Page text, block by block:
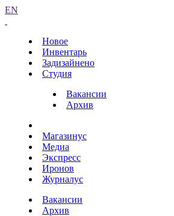
EN
Новое
Инвентарь
Задизайнено
Студия
Вакансии
Архив
Магазинус
Медиа
Экспресс
Иронов
Журналус
Вакансии
Архив